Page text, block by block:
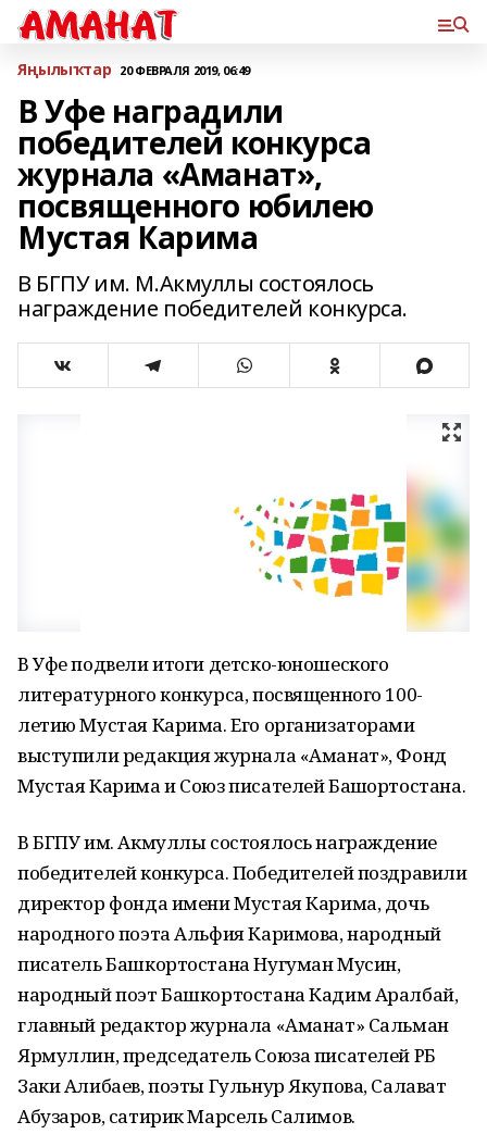
Яңылыҡтар 20 ФЕВРАЛЯ 2019, 06:49
В Уфе наградили
победителей конкурса
журнала «Аманат»,
посвященного юбилею
Мустая Карима
В БГПУ им. М.Акмуллы состоялось
награждение победителей конкурса.
В Уфе подвели итоги детско-юношеского
литературного конкурса, посвященного 100-
летию Мустая Карима. Его организаторами
выступили редакция журнала «Аманат», Фонд
Мустая Карима и Союз писателей Башҡортостана.
В БГПУ им. Акмуллы состоялось награждение
победителей конкурса. Победителей поздравили
директор фонда имени Мустая Карима, дочь
народного поэта Альфия Каримова, народный
писатель Башкортостана Нугуман Мусин,
народный поэт Башкортостана Кадим Аралбай,
главный редактор журнала «Аманат» Сальман
Ярмуллин, председатель Союза писателей РБ
Заки Алибаев, поэты Гульнур Якупова, Салават
Абузаров, сатирик Марсель Салимов.